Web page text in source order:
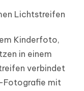
Lichtstreifen
Kinderfoto,
in einem
verbindet
Fotografie mit